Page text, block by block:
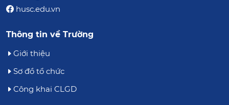
husc.edu.vn
Thông tin về Trường
Giới thiệu
Sơ đồ tổ chức
Công khai CLGD